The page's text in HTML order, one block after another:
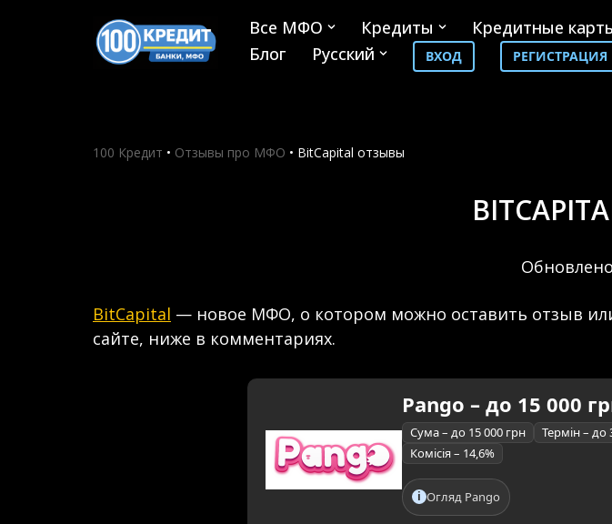
Все МФО Кредиты Кредитные
Блог
Русский ВХОД РЕГИСТРАЦИЯ
100 Кредит • Отзывы про МФО • BitCapital отзывы
BitCapital — новое МФО, о котором можно оставить отзыв
сайте, ниже в комментариях.
Pango – до 15 000
Сума – до 15 000 грн Термін – до
Комісія – 14,6%
Огляд Pango